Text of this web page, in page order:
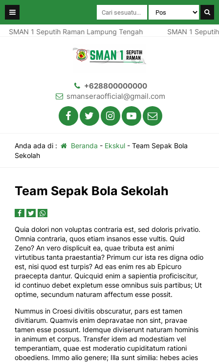
SMAN 1 Seputih Raman Lampung Tengah SMAN 1
+628800000000
smanseraofficial@gmail.com
Anda ada di : Beranda - Ekskul- Team Sepak Bola
Sekolah
Team Sepak Bola Sekolah
Quia dolori non voluptas contraria est, sed doloris privatio.
Omnia contraria, quos etiam insanos esse vultis. Quid
Zeno? An vero displicuit ea, quae tributa est animi
virtutibus tanta praestantia? Primum cur ista res digna odio
est, nisi quod est turpis? Ad eas enim res ab Epicuro
praecepta dantur. Quicquid enim a sapientia proficiscitur,
id continuo debet expletum esse omnibus suis partibus; Ut
optime, secundum naturam affectum esse possit.
Nummus in Croesi divitiis obscuratur, pars est tamen
divitiarum. Quamvis enim depravatae non sint, pravae
tamen esse possunt. Idemque diviserunt naturam hominis
in animum et corpus. Transfer idem ad modestiam vel
temperantiam, quae est moderatio cupiditatum rationi
oboediens. Immo alio genere; Illa sunt similia: hebes acies